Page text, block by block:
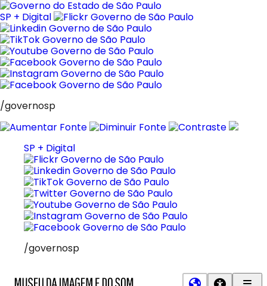
Pular
para
o
conteúdo
SP + Digital
/governosp
SP + Digital
/governosp